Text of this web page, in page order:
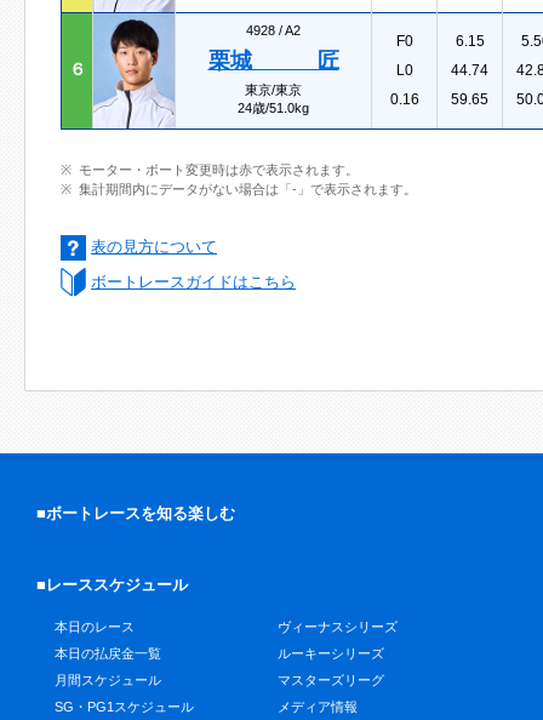
６
4928 /A2
栗城 匠
東京/東京
24歳/51.0kg
F0
L0
0.16
6.15
44.74
59.65
モーター・ボート変更時は赤で表示されます。
集計期間内にデータがない場合は「-」で表示されます。
表の見方について
ボートレースガイドはこちら
■ボートレースを知る楽しむ
■レーススケジュール
本日のレース
本日の払戻金一覧
月間スケジュール
SG・PG1スケジュール
ヴィーナスシリーズ
ルーキーシリーズ
マスターズリーグ
メディア情報